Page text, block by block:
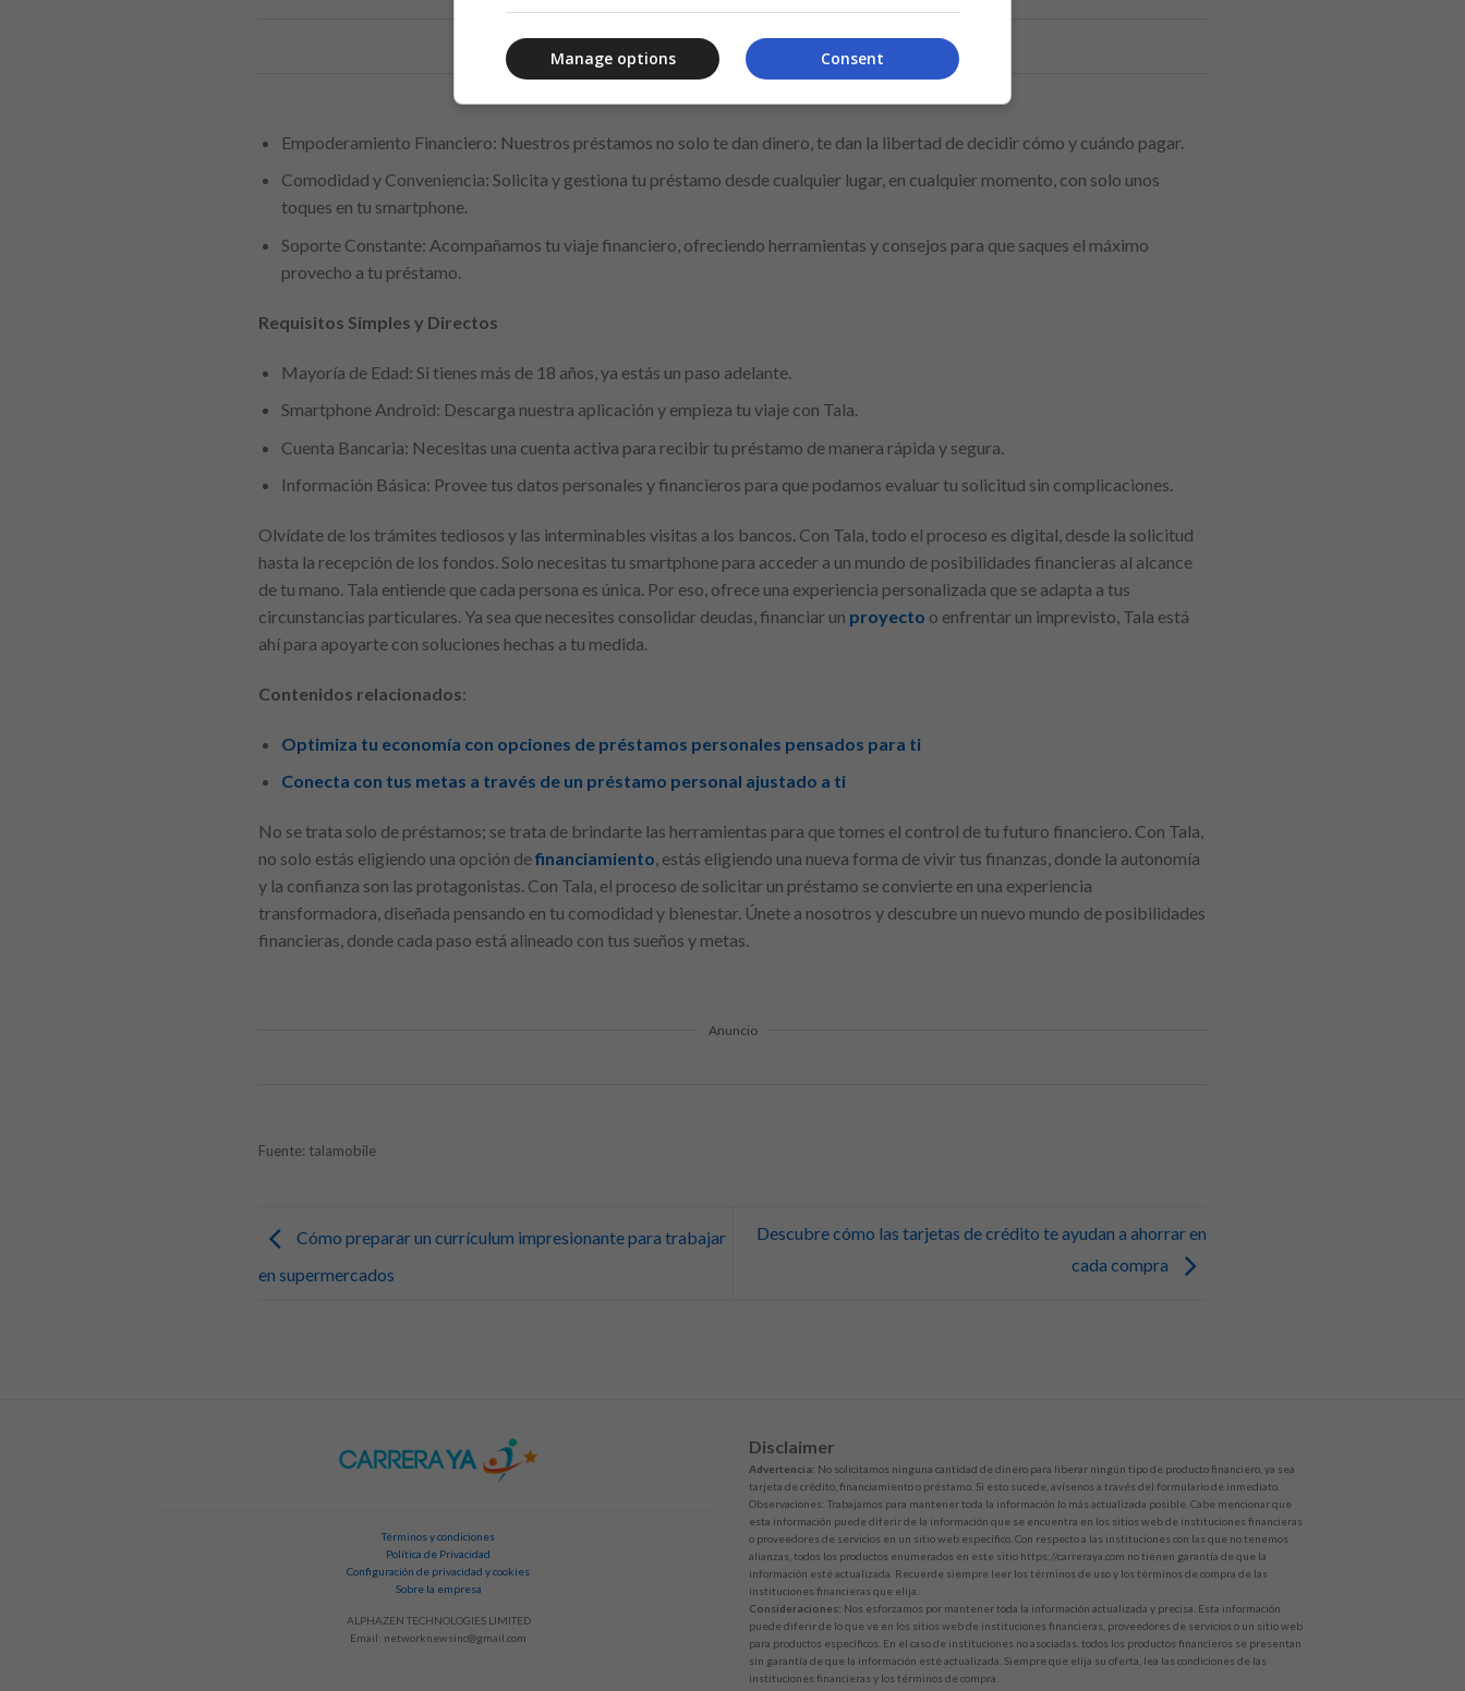
Anuncio
Empoderamiento Financiero: Nuestros préstamos no solo te dan dinero, te dan la libertad de decidir cómo y cuándo pagar.
Comodidad y Conveniencia: Solicita y gestiona tu préstamo desde cualquier lugar, en cualquier momento, con solo unos
toques en tu smartphone.
Soporte Constante: Acompañamos tu viaje financiero, ofreciendo herramientas y consejos para que saques el máximo
provecho a tu préstamo.
Requisitos Simples y Directos
Mayoría de Edad: Si tienes más de 18 años, ya estás un paso adelante.
Smartphone Android: Descarga nuestra aplicación y empieza tu viaje con Tala.
Cuenta Bancaria: Necesitas una cuenta activa para recibir tu préstamo de manera rápida y segura.
Información Básica: Provee tus datos personales y financieros para que podamos evaluar tu solicitud sin complicaciones.
Olvídate de los trámites tediosos y las interminables visitas a los bancos. Con Tala, todo el proceso es digital, desde la solicitud
hasta la recepción de los fondos. Solo necesitas tu smartphone para acceder a un mundo de posibilidades financieras al alcance
de tu mano. Tala entiende que cada persona es única. Por eso, ofrece una experiencia personalizada que se adapta a tus
circunstancias particulares. Ya sea que necesites consolidar deudas, financiar un proyecto o enfrentar un imprevisto, Tala está
ahí para apoyarte con soluciones hechas a tu medida.
Contenidos relacionados:
Optimiza tu economía con opciones de préstamos personales pensados para ti
Conecta con tus metas a través de un préstamo personal ajustado a ti
No se trata solo de préstamos; se trata de brindarte las herramientas para que tomes el control de tu futuro financiero. Con Tala,
no solo estás eligiendo una opción definanciamiento, estás eligiendo una nueva forma de vivir tus finanzas, donde la autonomía
y la confianza son las protagonistas. Con Tala, el proceso de solicitar un préstamo se convierte en una experiencia
transformadora, diseñada pensando en tu comodidad y bienestar. Únete a nosotros y descubre un nuevo mundo de posibilidades
financieras, donde cada paso está alineado con tus sueños y metas.
Anuncio
Fuente: talamobile
Cómo preparar un currículum impresionante para trabajar
en supermercados
Descubre cómo las tarjetas de crédito te ayudan a ahorrar en
cada compra
Términos y condiciones
Política de Privacidad
Configuración de privacidad y cookies
Sobre la empresa
ALPHAZEN TECHNOLOGIES LIMITED
Email: networknewsinc@gmail.com
Disclaimer
Advertencia: No solicitamos ninguna cantidad de dinero para liberar ningún tipo de producto financiero, ya sea
tarjeta de crédito, financiamiento o préstamo. Si esto sucede, avísenos a través del formulario de inmediato.
Observaciones: Trabajamos para mantener toda la información lo más actualizada posible. Cabe mencionar que
esta información puede diferir de la información que se encuentra en los sitios web de instituciones financieras
o proveedores de servicios en un sitio web específico. Con respecto a las instituciones con las que no tenemos
alianzas, todos los productos enumerados en este sitio https://carreraya.com no tienen garantía de que la
información esté actualizada. Recuerde siempre leer los términos de uso y los términos de compra de las
instituciones financieras que elija.
Consideraciones: Nos esforzamos por mantener toda la información actualizada y precisa. Esta información
puede diferir de lo que ve en los sitios web de instituciones financieras, proveedores de servicios o un sitio web
para productos específicos. En el caso de instituciones no asociadas, todos los productos financieros se presentan
sin garantía de que la información esté actualizada. Siempre que elija su oferta, lea las condiciones de las
instituciones financieras y los términos de compra.
Consent
Manage options